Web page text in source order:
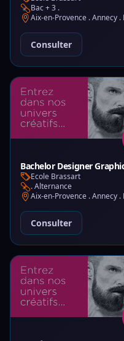
Bac + 3 .
Aix-en-Provence . Annecy
Consulter
Bachelor Designer
Ecole Brassart
. Alternance
Aix-en-Provence . Annecy
Consulter